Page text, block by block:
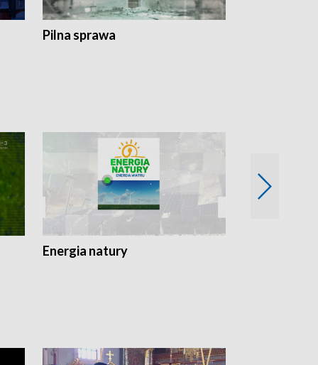
Pilna sprawa
Energia natury